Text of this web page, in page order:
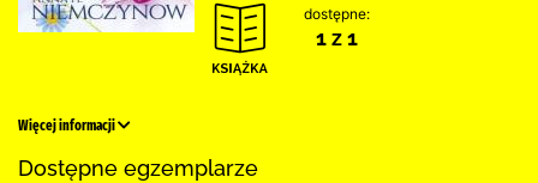
dostępne:
1 z 1
Więcej informacji
Dostępne egzemplarze